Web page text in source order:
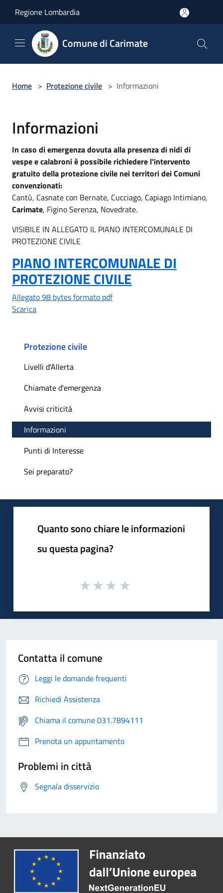
Regione Lombardia
Comune di Carimate
Home > Protezione civile > Informazioni
Informazioni
In caso di emergenza dovuta alla presenza di nidi di
vespe e calabroni è possibile richiedere l'intervento
gratuito della protezione civile nei territori dei Comuni
convenzionati:
Cantù, Casnate con Bernate, Cucciago, Capiago Intimiano,
Carimate, Figino Serenza, Novedrate.
VISIBILE IN ALLEGATO IL PIANO INTERCOMUNALE DI
PROTEZIONE CIVILE
PIANO INTERCOMUNALE DI
PROTEZIONE CIVILE
Allegato 98 bytes formato pdf
Scarica
Protezione civile
Livelli d'Allerta
Chiamate d'emergenza
Avvisi criticità
Informazioni
Punti di Interesse
Sei preparato?
Quanto sono chiare le informazioni
su questa pagina?
Contatta il comune
Leggi le domande frequenti
Richiedi Assistenza
Chiama il comune 031.7894111
Prenota un appuntamento
Problemi in città
Segnala disservizio